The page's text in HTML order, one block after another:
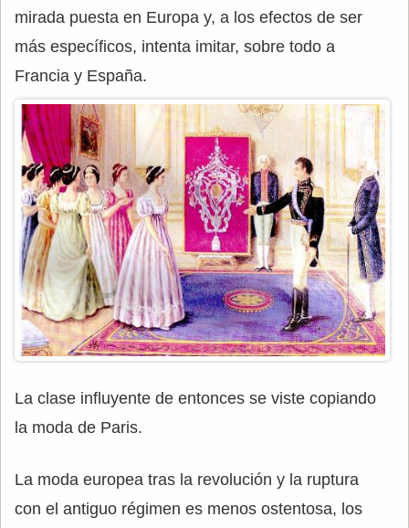
mirada puesta en Europa y, a los efectos de ser
más específicos, intenta imitar, sobre todo a
Francia y España.
La clase influyente de entonces se viste copiando
la moda de Paris.
La moda europea tras la revolución y la ruptura
con el antiguo régimen es menos ostentosa, los